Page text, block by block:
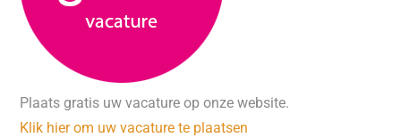
Plaats gratis uw vacature op onze website.
Klik hier om uw vacature te plaatsen